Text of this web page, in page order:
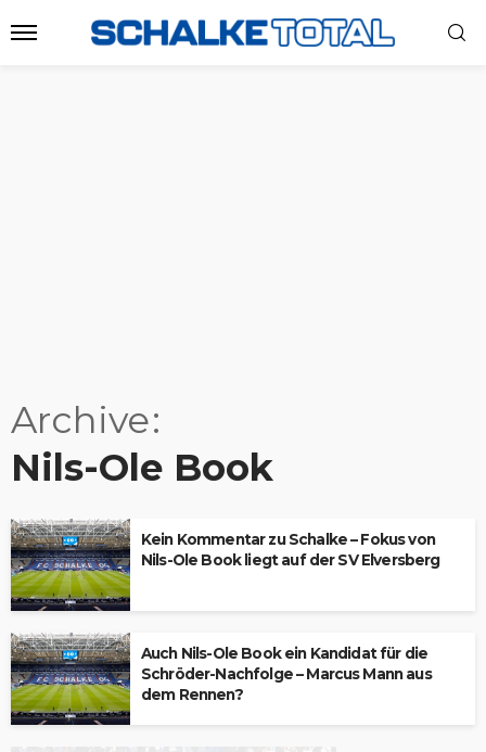
Archive
Nils-Ole Book
Kein Kommentar zu Schalke – Fokus von
Nils-Ole Book liegt auf der SV Elversberg
Auch Nils-Ole Book ein Kandidat für die
Schröder-Nachfolge – Marcus Mann aus
dem Rennen?